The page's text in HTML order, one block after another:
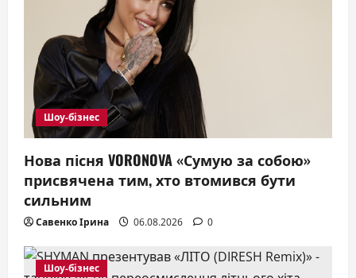
Шоу-бізнес
Нова пісня VORONOVA «Сумую за собою»
присвячена тим, хто втомився бути
сильним
Савенко Ірина 06.08.2026 0
Шоу-бізнес